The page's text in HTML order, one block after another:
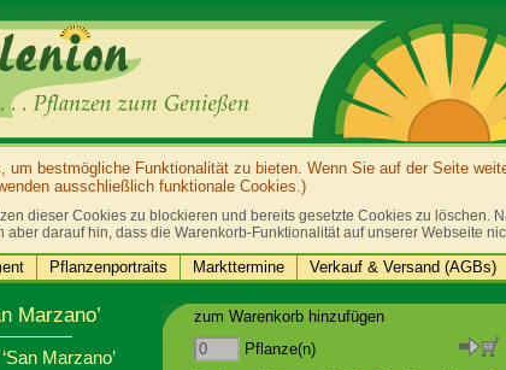
um bestmögliche Funktionalität zu bieten. Wenn Sie auf der Seite
ausschließlich funktionale Cookies.)
dieser Cookies zu blockieren und bereits gesetzte Cookies zu löschen.
aber darauf hin, dass die Warenkorb-Funktionalität auf unserer Webseite
Pflanzenportraits Markttermine Verkauf & Versand (AGBs)
Marzano’
Marzano’
zum Warenkorb hinzufügen
Pflanze(n)